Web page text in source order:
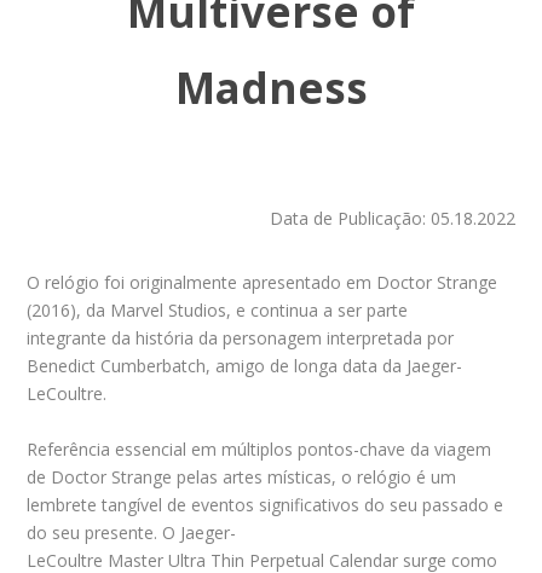
Multiverse of
Madness
Data de Publicação: 05.18.2022
O relógio foi originalmente apresentado em Doctor Strange
(2016), da Marvel Studios, e continua a ser parte
integrante da história da personagem interpretada por
Benedict Cumberbatch, amigo de longa data da Jaeger-
LeCoultre.
Referência essencial em múltiplos pontos-chave da viagem
de Doctor Strange pelas artes místicas, o relógio é um
lembrete tangível de eventos significativos do seu passado e
do seu presente. O Jaeger-
LeCoultre Master Ultra Thin Perpetual Calendar surge como